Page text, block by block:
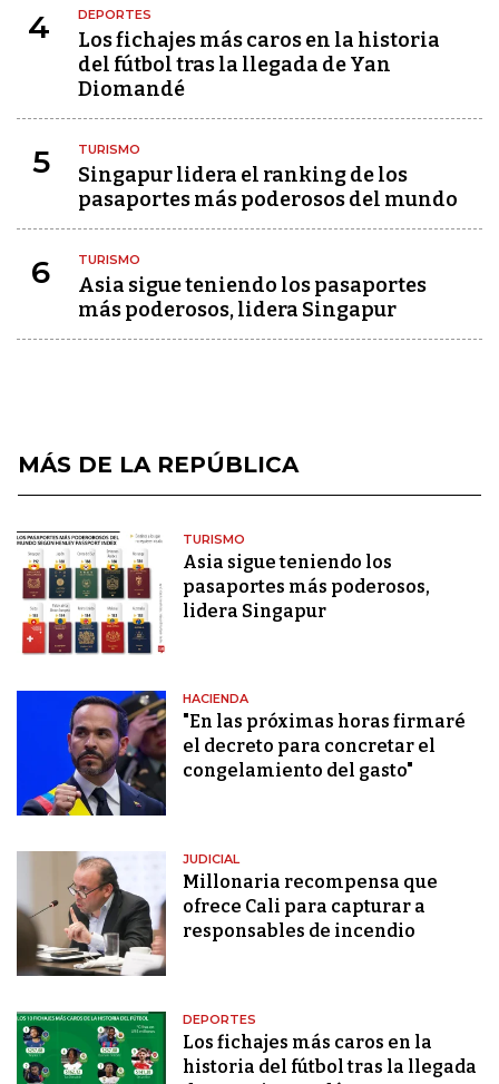
4 DEPORTES
Los fichajes más caros en la historia
del fútbol tras la llegada de Yan
Diomandé
5 TURISMO
Singapur lidera el ranking de los
pasaportes más poderosos del mundo
6 TURISMO
Asia sigue teniendo los pasaportes
más poderosos, lidera Singapur
MÁS DE LA REPÚBLICA
TURISMO
Asia sigue teniendo los
pasaportes más poderosos,
lidera Singapur
HACIENDA
"En las próximas horas firmaré
el decreto para concretar el
congelamiento del gasto"
JUDICIAL
Millonaria recompensa que
ofrece Cali para capturar a
responsables de incendio
DEPORTES
Los fichajes más caros en la
historia del fútbol tras la llegada